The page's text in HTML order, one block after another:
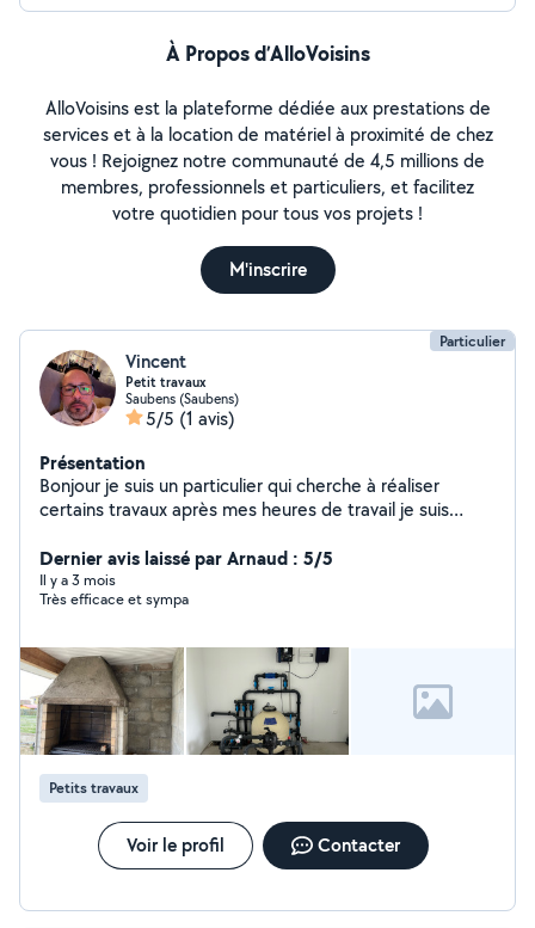
À Propos d’AlloVoisins
AlloVoisins est la plateforme dédiée aux prestations de
services et à la location de matériel à proximité de chez
vous ! Rejoignez notre communauté de 4,5 millions de
membres, professionnels et particuliers, et facilitez
votre quotidien pour tous vos projets !
M'inscrire
Particulier
Vincent
Petit travaux
Saubens (Saubens)
5/5 (1 avis)
Présentation
Bonjour je suis un particulier qui cherche à réaliser
certains travaux après mes heures de travail je suis
bienvenu
Dernier avis laissé par Arnaud : 5/5
Il y a 3 mois
Très efficace et sympa
Petits travaux
Voir le profil Contacter